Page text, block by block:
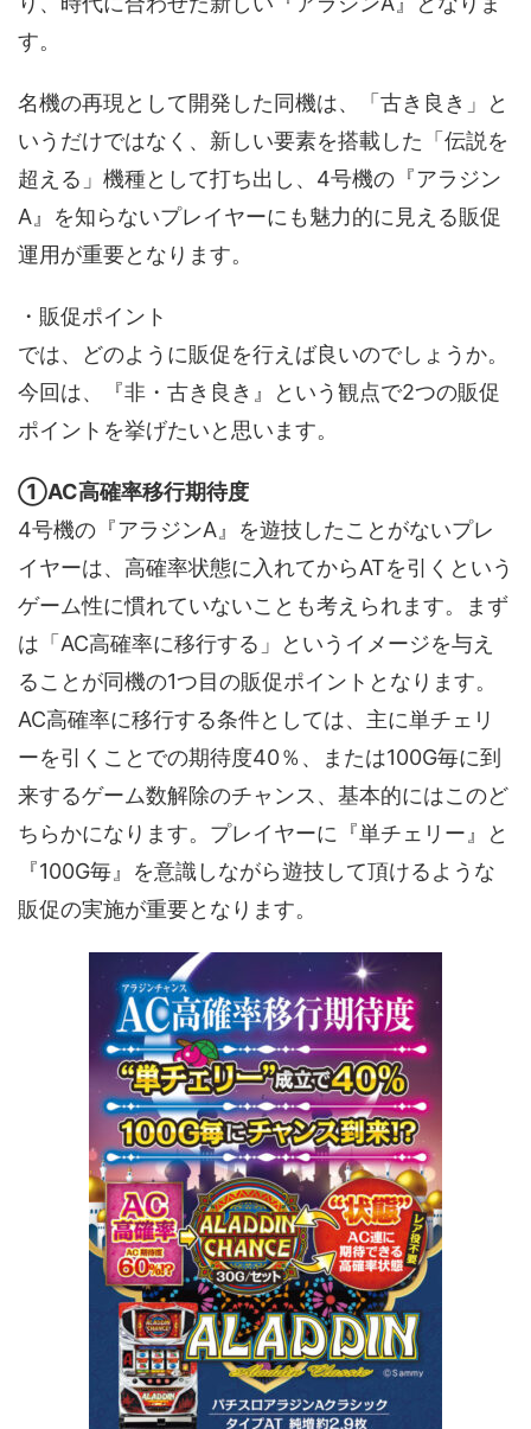
す。
名機の再現として開発した同機は、「古き良き」と
いうだけではなく、新しい要素を搭載した「伝説を
超える」機種として打ち出し、4号機の『アラジン
A』を知らないプレイヤーにも魅力的に見える販促
運用が重要となります。
・販促ポイント
では、どのように販促を行えば良いのでしょうか。
今回は、『非・古き良き』という観点で2つの販促
ポイントを挙げたいと思います。
①AC高確率移行期待度
4号機の『アラジンA』を遊技したことがないプレ
イヤーは、高確率状態に入れてからATを引くという
ゲーム性に慣れていないことも考えられます。まず
は「AC高確率に移行する」というイメージを与え
ることが同機の1つ目の販促ポイントとなります。
AC高確率に移行する条件としては、主に単チェリ
ーを引くことでの期待度40％、または100G毎に到
来するゲーム数解除のチャンス、基本的にはこのど
ちらかになります。プレイヤーに『単チェリー』と
『100G毎』を意識しながら遊技して頂けるような
販促の実施が重要となります。